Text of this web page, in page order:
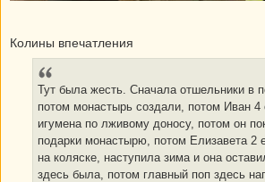
Колины впечатления
Тут была жесть. Сначала отшельники в
потом монастырь создали, потом Иван 4
игумена по лживому доносу, потом он
подарки монастырю, потом Елизавета 2
на коляске, наступила зима и она
здесь была, потом главный поп здесь